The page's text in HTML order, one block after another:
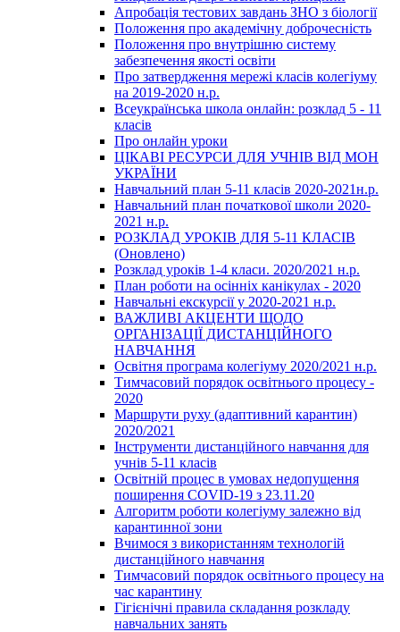
Апробація тестових завдань ЗНО з біології
Положення про академічну доброчесність
Положення про внутрішню систему
забезпечення якості освіти
Про затвердження мережі класів колегіуму
на 2019-2020 н.р.
Всеукраїнська школа онлайн: розклад 5 - 11
класів
Про онлайн уроки
ЦІКАВІ РЕСУРСИ ДЛЯ УЧНІВ ВІД МОН
УКРАЇНИ
Навчальний план 5-11 класів 2020-2021н.р.
Навчальний план початкової школи 2020-
2021 н.р.
РОЗКЛАД УРОКІВ ДЛЯ 5-11 КЛАСІВ
(Оновлено)
Розклад уроків 1-4 класи. 2020/2021 н.р.
План роботи на осінніх канікулах - 2020
Навчальні екскурсії у 2020-2021 н.р.
ВАЖЛИВІ АКЦЕНТИ ЩОДО
ОРГАНІЗАЦІЇ ДИСТАНЦІЙНОГО
НАВЧАННЯ
Освітня програма колегіуму 2020/2021 н.р.
Тимчасовий порядок освітнього процесу -
2020
Маршрути руху (адаптивний карантин)
2020/2021
Інструменти дистанційного навчання для
учнів 5-11 класів
Освітній процес в умовах недопущення
поширення COVID-19 з 23.11.20
Алгоритм роботи колегіуму залежно від
карантинної зони
Вчимося з використанням технологій
дистанційного навчання
Тимчасовий порядок освітнього процесу на
час карантину
Гігієнічні правила складання розкладу
навчальних занять